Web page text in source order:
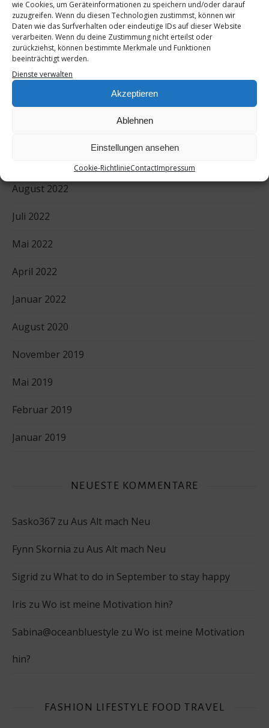
wie Cookies, um Geräteinformationen zu speichern und/oder darauf
zuzugreifen. Wenn du diesen Technologien zustimmst, können wir
Daten wie das Surfverhalten oder eindeutige IDs auf dieser Website
verarbeiten. Wenn du deine Zustimmung nicht erteilst oder
zurückziehst, können bestimmte Merkmale und Funktionen
beeinträchtigt werden.
Dienste verwalten
Akzeptieren
Ablehnen
Einstellungen ansehen
Cookie-RichtlinieContactImpressum
ARCHIV
August 2022
Juli 2022
Mai 2022
April 2022
Januar 2022
August 2020
November 2019
Mai 2019
Februar 2019
Januar 2019
NEUESTE KOMMENTARE
Sasko367 zu Aus Alt mach Neu
Fynn Skornia zu Aus Alt mach Neu
Sigrid zu What to do in September to stay happy
Iris zu Wo ist meine Motivation hin?
Sabina@oceanbluestyle zu Wo ist meine Motivation
hin?
FASHION LIFESTYLE FOOD TRAVEL